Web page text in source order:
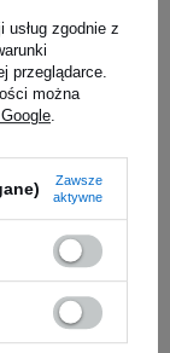
- 205g
zgodnie z
przeglądarce.
można
.
Zawsze
aktywne